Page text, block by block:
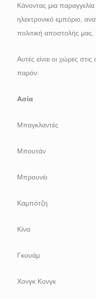
Κάνοντας μια
ηλεκτρονικό εμπόριο,
πολιτική αποστολής μας.
Αυτές είναι οι χώρες
παρόν:
Ασία
Μπαγκλαντές
Μπουτάν
Μπρουνέι
Καμπότζη
Κίνα
Γκουάμ
Χονγκ Κονγκ